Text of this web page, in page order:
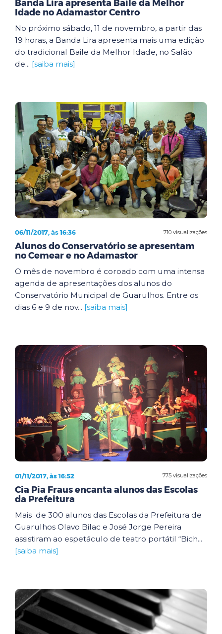
Banda Lira apresenta Baile da Melhor
Idade no Adamastor Centro
No próximo sábado, 11 de novembro, a partir das
19 horas, a Banda Lira apresenta mais uma edição
do tradicional Baile da Melhor Idade, no Salão
de... [saiba mais]
710 visualizações
06/11/2017, às 16:36
Alunos do Conservatório se apresentam
no Cemear e no Adamastor
O mês de novembro é coroado com uma intensa
agenda de apresentações dos alunos do
Conservatório Municipal de Guarulhos. Entre os
dias 6 e 9 de nov... [saiba mais]
775 visualizações
01/11/2017, às 16:52
Cia Pia Fraus encanta alunos das Escolas
da Prefeitura
Mais de 300 alunos das Escolas da Prefeitura de
Guarulhos Olavo Bilac e José Jorge Pereira
assistiram ao espetáculo de teatro portátil “Bich...
[saiba mais]